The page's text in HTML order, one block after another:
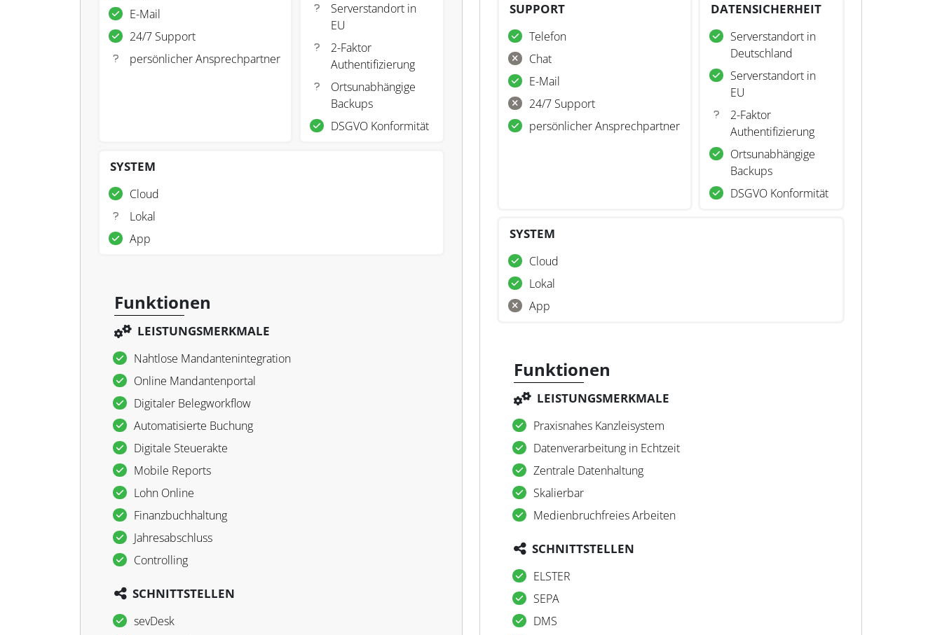
E-Mail
24/7 Support
persönlicher Ansprechpartner
Serverstandort in
EU
2-Faktor
Authentifizierung
Ortsunabhängige
Backups
DSGVO Konformität
SYSTEM
Cloud
Lokal
App
Funktionen
LEISTUNGSMERKMALE
Nahtlose Mandantenintegration
Online Mandantenportal
Digitaler Belegworkflow
Automatisierte Buchung
Digitale Steuerakte
Mobile Reports
Lohn Online
Finanzbuchhaltung
Jahresabschluss
Controlling
SCHNITTSTELLEN
sevDesk
SUPPORT
Telefon
Chat
E-Mail
24/7 Support
persönlicher Ansprechpartner
DATENSICHERHEIT
Serverstandort in
Deutschland
Serverstandort in
EU
2-Faktor
Authentifizierung
Ortsunabhängige
Backups
DSGVO Konformität
SYSTEM
Cloud
Lokal
App
Funktionen
LEISTUNGSMERKMALE
Praxisnahes Kanzleisystem
Datenverarbeitung in Echtzeit
Zentrale Datenhaltung
Skalierbar
Medienbruchfreies Arbeiten
SCHNITTSTELLEN
ELSTER
SEPA
DMS